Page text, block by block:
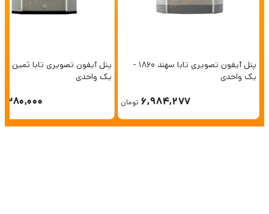
پنل آیفون تصویری تابا سهند 1860 -
یک واحدی
6,984,277 تومان
یک واحدی